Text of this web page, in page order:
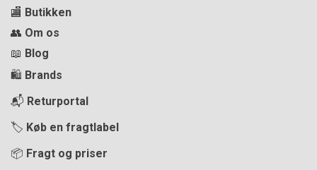
🏬 Butikken
👥 Om os
📖 Blog
🛍️ Brands
📬 Returportal
🏷️ Køb en fragtlabel
📦 Fragt og priser